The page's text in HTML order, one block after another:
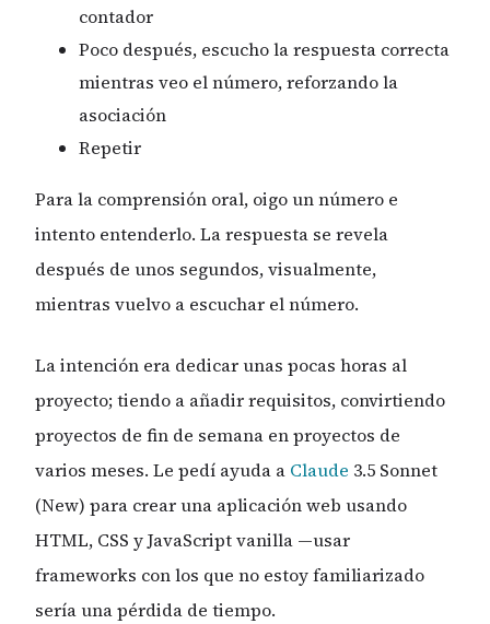
contador
Poco después, escucho la respuesta correcta
mientras veo el número, reforzando la
asociación
Repetir
Para la comprensión oral, oigo un número e
intento entenderlo. La respuesta se revela
después de unos segundos, visualmente,
mientras vuelvo a escuchar el número.
La intención era dedicar unas pocas horas al
proyecto; tiendo a añadir requisitos, convirtiendo
proyectos de fin de semana en proyectos de
varios meses. Le pedí ayuda a Claude 3.5 Sonnet
(New) para crear una aplicación web usando
HTML, CSS y JavaScript vanilla —usar
frameworks con los que no estoy familiarizado
sería una pérdida de tiempo.